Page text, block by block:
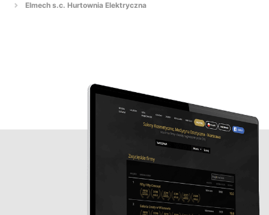
Elmech s.c. Hurtownia Elektryczna